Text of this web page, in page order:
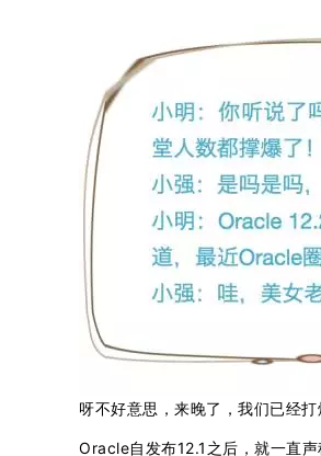
呀不好意思，来晚了，我们已经
Oracle自发布12.1之后，就一直